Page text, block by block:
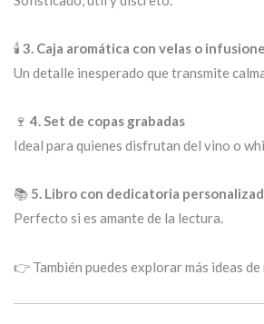
🕯3. Caja aromática con velas o
Un detalle inesperado que transmite
🍷 4. Set de copas grabadas
Ideal para quienes disfrutan del vino o
📚 5. Libro con dedicatoria
Perfecto si es amante de la lectura.
👉 También puedes explorar más ideas